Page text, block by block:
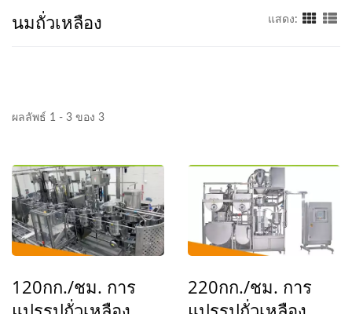
นมถั่วเหลือง แสดง:
ผลลัพธ์ 1 - 3 ของ 3
120กก./ชม. การ
220กก./ชม. การ